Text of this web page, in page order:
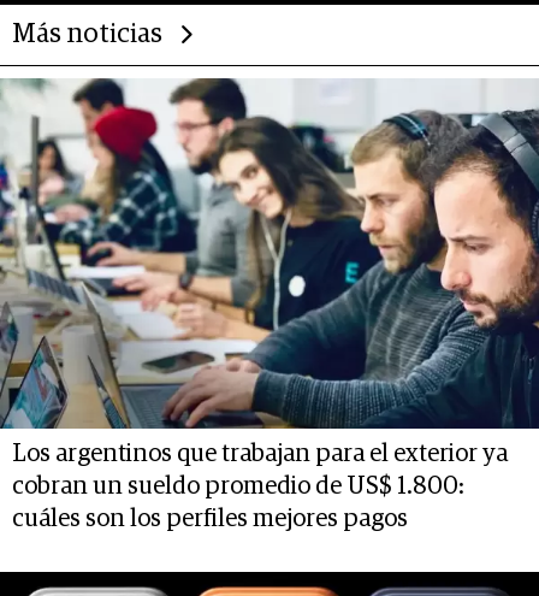
Más noticias
Los argentinos que trabajan para el exterior ya
cobran un sueldo promedio de US$ 1.800:
cuáles son los perfiles mejores pagos